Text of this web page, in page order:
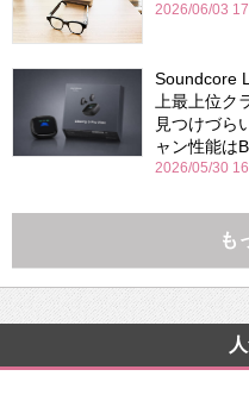
2026/06/03
Soundcore
上最上位ク
見つけづら
ャン性能は
2026/05/30
も